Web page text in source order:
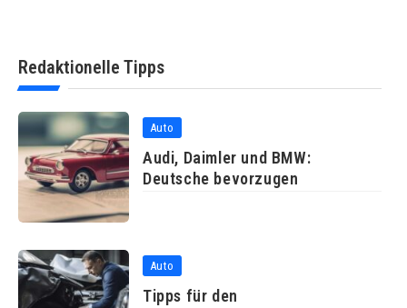
Redaktionelle Tipps
Auto
Audi, Daimler und BMW:
Deutsche bevorzugen
Auto
Tipps für den